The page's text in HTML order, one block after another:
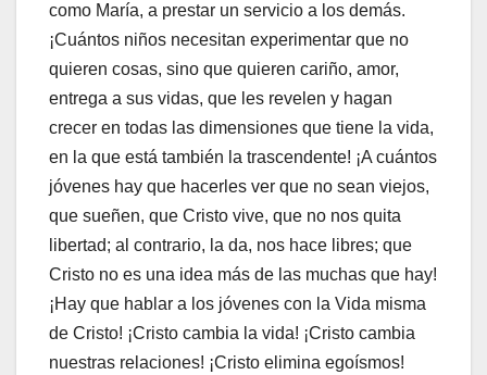
como María, a prestar un servicio a los demás.
¡Cuántos niños necesitan experimentar que no
quieren cosas, sino que quieren cariño, amor,
entrega a sus vidas, que les revelen y hagan
crecer en todas las dimensiones que tiene la vida,
en la que está también la trascendente! ¡A cuántos
jóvenes hay que hacerles ver que no sean viejos,
que sueñen, que Cristo vive, que no nos quita
libertad; al contrario, la da, nos hace libres; que
Cristo no es una idea más de las muchas que hay!
¡Hay que hablar a los jóvenes con la Vida misma
de Cristo! ¡Cristo cambia la vida! ¡Cristo cambia
nuestras relaciones! ¡Cristo elimina egoísmos!